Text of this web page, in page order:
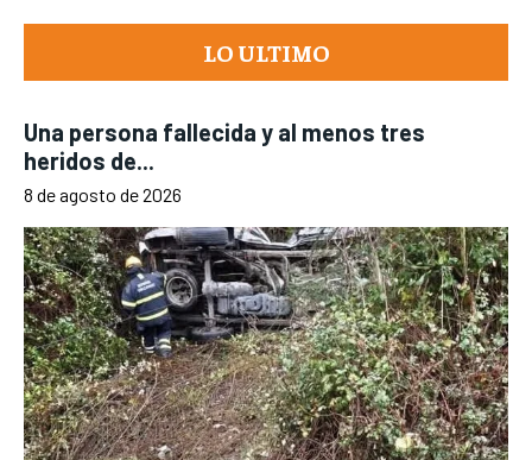
LO ULTIMO
Una persona fallecida y al menos tres
heridos de...
8 de agosto de 2026